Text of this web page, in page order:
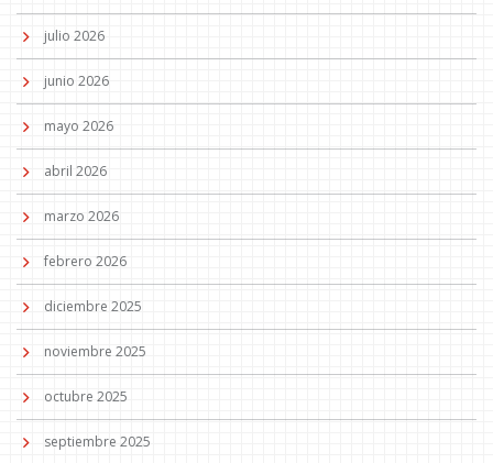
julio 2026
junio 2026
mayo 2026
abril 2026
marzo 2026
febrero 2026
diciembre 2025
noviembre 2025
octubre 2025
septiembre 2025